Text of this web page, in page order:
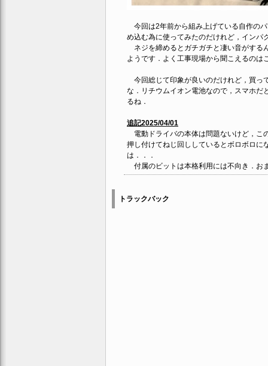
今回は2年前から組み上げている自作の
め込む為に使ってみたのだけれど，インパ
ネジを締めるとガチガチと凄い音がする
ようです．よく工事現場から聞こえるのは
今回総じて印象が良いのだけれど，買っ
な．リチウムイオン電池なので，スマホだ
るね．
追記2025/04/01
電動ドライバの本体は問題ないけど，こ
押し付けてねじ回ししているとボロボロに
は．．．
付属のビットは本格利用には不向き．お
トラックバック